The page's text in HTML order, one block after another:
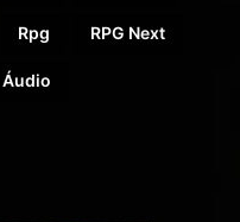
Rpg RPG Next
Áudio